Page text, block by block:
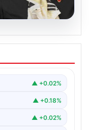
▲ +0.02%
▲ +0.18%
▲ +0.02%